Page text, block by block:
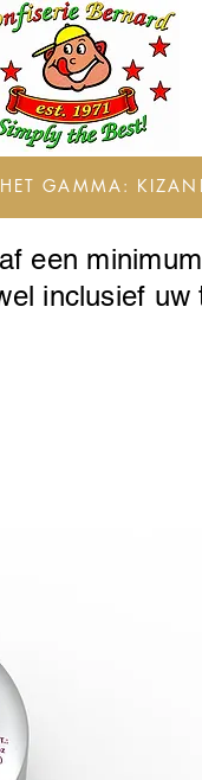
GAMMA:
een
inclusief uw